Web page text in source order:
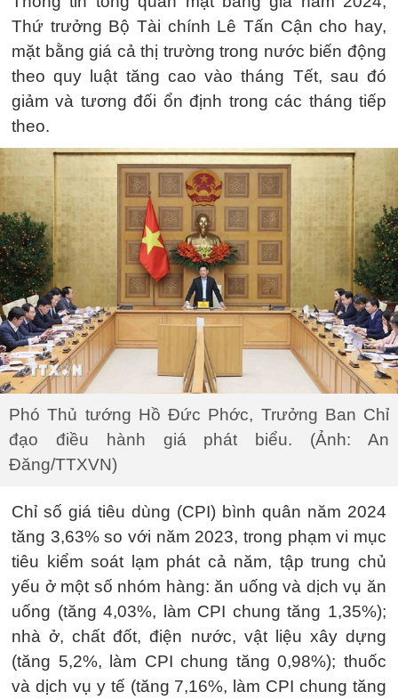
Thứ trưởng Bộ Tài chính Lê Tấn Cận cho hay,
mặt bằng giá cả thị trường trong nước biến động
theo quy luật tăng cao vào tháng Tết, sau đó
giảm và tương đối ổn định trong các tháng tiếp
theo.
Phó Thủ tướng Hồ Đức Phớc, Trưởng Ban Chỉ
đạo điều hành giá phát biểu. (Ảnh: An
Đăng/TTXVN)
Chỉ số giá tiêu dùng (CPI) bình quân năm 2024
tăng 3,63% so với năm 2023, trong phạm vi mục
tiêu kiểm soát lạm phát cả năm, tập trung chủ
yếu ở một số nhóm hàng: ăn uống và dịch vụ ăn
uống (tăng 4,03%, làm CPI chung tăng 1,35%);
nhà ở, chất đốt, điện nước, vật liệu xây dựng
(tăng 5,2%, làm CPI chung tăng 0,98%); thuốc
và dịch vụ y tế (tăng 7,16%, làm CPI chung tăng